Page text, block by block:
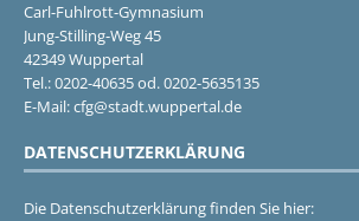
Carl-Fuhlrott-Gymnasium
Jung-Stilling-Weg 45
42349 Wuppertal
Tel.: 0202-40635 od. 0202-5635135
E-Mail: cfg@stadt.wuppertal.de
DATENSCHUTZERKLÄRUNG
Die Datenschutzerklärung finden Sie hier: